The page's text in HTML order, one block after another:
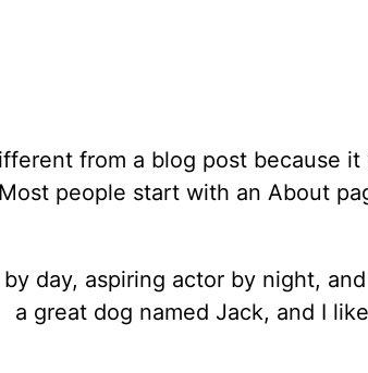
from a blog post because
people start with an About
day, aspiring actor by night,
a great dog named Jack, and I